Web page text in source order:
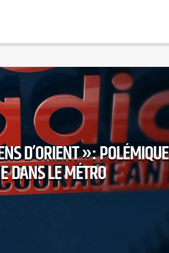
D’ORIENT »: POLÉMIQUE
DANS LE MÉTRO